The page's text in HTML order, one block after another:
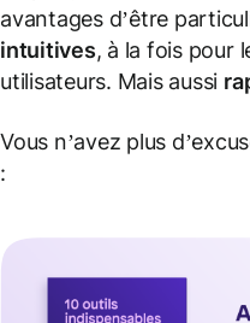
avantages d’être
intuitives, à la fois pour
utilisateurs. Mais aussi
Vous n’avez plus
: